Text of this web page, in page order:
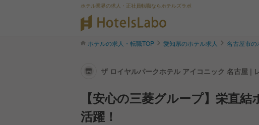
ホテル業界の求人・正社員転職ならホテルズラボ
ホテルの求人・転職TOP 愛知県のホテル求人 名古屋市の
ザ ロイヤルパークホテル アイコニック 名古屋 |
【安心の三菱グループ】栄直
活躍！